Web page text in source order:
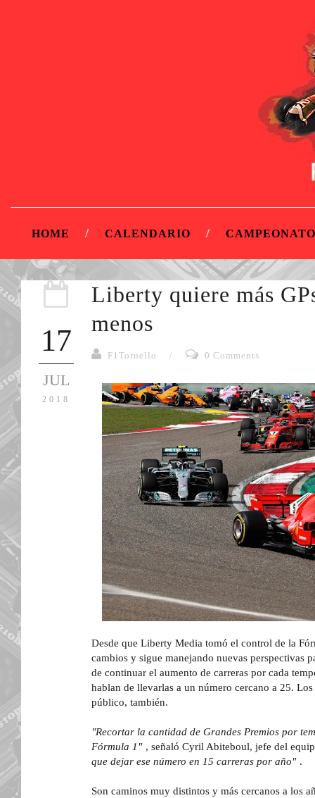
HOME CALENDARIO
17
JUL
2018
Liberty quiere más
menos
F1Tornello / 0 Comments
Desde que Liberty Media tomó el control de la
cambios y sigue manejando nuevas perspectivas
de continuar el aumento de carreras por cada
hablan de llevarlas a un número cercano a 25.
público, también.
"Recortar la cantidad de Grandes Premios por
Fórmula 1" , señaló Cyril Abiteboul, jefe del
que dejar ese número en 15 carreras por año" .
Son caminos muy distintos y más cercanos a los